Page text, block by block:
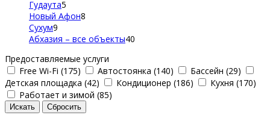
Гудаута5
Новый Афон8
Сухум9
Абхазия – все объекты40
Предоставляемые услуги
Free Wi-Fi (175)
Автостоянка (140)
Бассейн (29)
Детская площадка (42)
Кондиционер (186)
Кухня (170)
Работает и зимой (85)